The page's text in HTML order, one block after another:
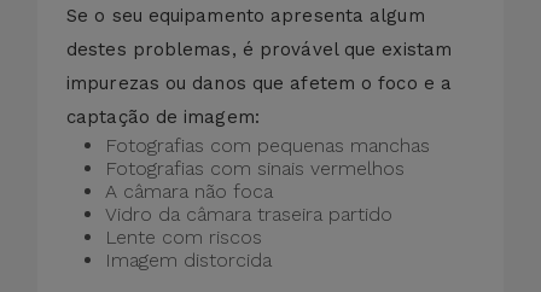
Se o seu equipamento apresenta algum
destes problemas, é provável que existam
impurezas ou danos que afetem o foco e a
captação de imagem:
Fotografias com pequenas manchas
Fotografias com sinais vermelhos
A câmara não foca
Vidro da câmara traseira partido
Lente com riscos
Imagem distorcida